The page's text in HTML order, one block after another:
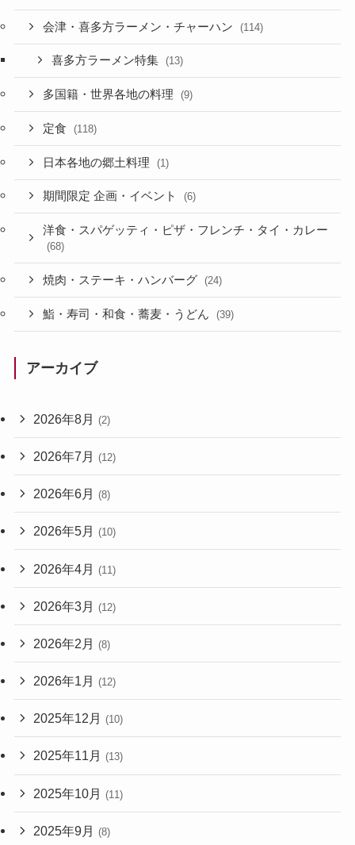
会津・喜多方ラーメン・チャーハン (114)
喜多方ラーメン特集 (13)
多国籍・世界各地の料理 (9)
定食 (118)
日本各地の郷土料理 (1)
期間限定 企画・イベント (6)
洋食・スパゲッティ・ピザ・フレンチ・タイ・カレー
(68)
焼肉・ステーキ・ハンバーグ (24)
鮨・寿司・和食・蕎麦・うどん (39)
アーカイブ
2026年8月 (2)
2026年7月 (12)
2026年6月 (8)
2026年5月 (10)
2026年4月 (11)
2026年3月 (12)
2026年2月 (8)
2026年1月 (12)
2025年12月 (10)
2025年11月 (13)
2025年10月 (11)
2025年9月 (8)